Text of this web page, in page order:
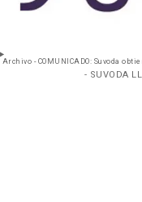
Archivo - COMUNICADO: Suvoda
- SUVODA